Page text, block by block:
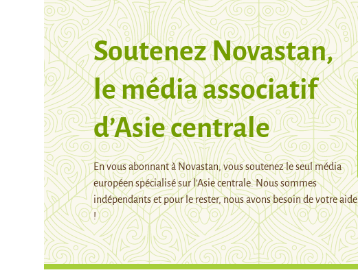
Soutenez Novastan,
le média associatif
d’Asie centrale
En vous abonnant à Novastan, vous soutenez le seul média
européen spécialisé sur l’Asie centrale. Nous sommes
indépendants et pour le rester, nous avons besoin de votre aide
!